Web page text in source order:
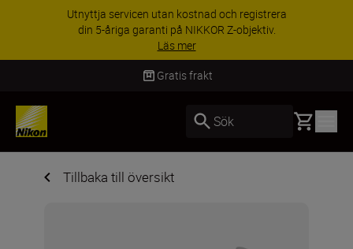
Utnyttja servicen utan kostnad och registrera
din 5-åriga garanti på NIKKOR Z-objektiv.
Läs mer
Gratis frakt
Sök Basket
Tillbaka till översikt